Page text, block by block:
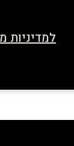
למדיניות